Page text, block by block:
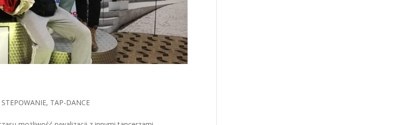
STEPOWANIE, TAP-DANCE